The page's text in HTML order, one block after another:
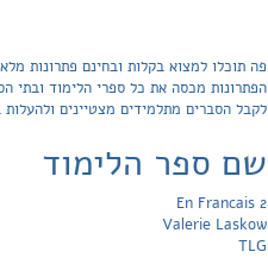
לקבל הסברים מתלמידים מצטיינים
שם ספר הלימוד
En Francais 2
Valerie Laskow
TLG